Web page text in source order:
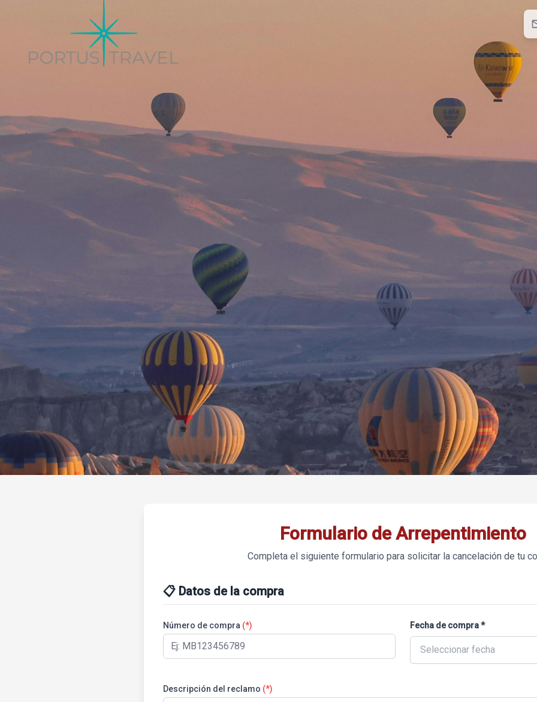
Formulario de Arrepentimiento
Completa el siguiente formulario para solicitar la cancelación de tu
📋 Datos de la compra
Número de compra (*) Fecha de compra *
Seleccionar fecha
Descripción del reclamo (*)